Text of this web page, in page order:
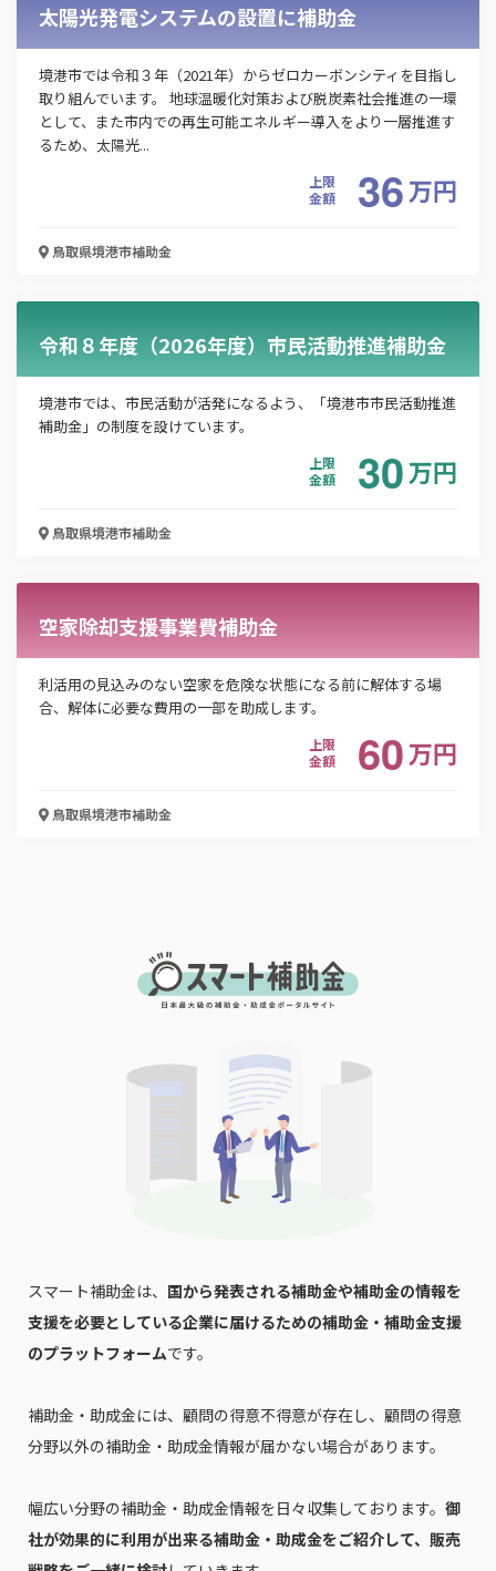
この補助金の情報をPDFダウンロード
太陽光発電システムの設置に補助金
お名前
会社名
メールアドレス
「PDF資料ダウンロード」ボタンを押下した時点
太陽光発電システムの設置に補助金
境港市では令和３年（2021年）からゼロカーボンシティを目指し
取り組んでいます。 地球温暖化対策および脱炭素社会推進の一環
として、また市内での再生可能エネルギー導入をより一層推進す
るため、太陽光...
上限
金額
36万円
鳥取県境港市補助金
令和８年度（2026年度）市民活動推進補助金
境港市では、市民活動が活発になるよう、「境港市市民活動推進
補助金」の制度を設けています。
上限
金額
30万円
鳥取県境港市補助金
空家除却支援事業費補助金
利活用の見込みのない空家を危険な状態になる前に解体する場
合、解体に必要な費用の一部を助成します。
上限
金額
60万円
鳥取県境港市補助金
スマート補助金は、 国から発表される補助金や補助金の情報を
支援を必要としている企業に届けるための補助金・補助金支援
のプラットフォームです。
補助金・助成金には、顧問の得意不得意が存在し、顧問の得意
分野以外の補助金・助成金情報が届かない場合があります。
幅広い分野の補助金・助成金情報を日々収集しております。 御
社が効果的に利用が出来る補助金・助成金をご紹介して、販売